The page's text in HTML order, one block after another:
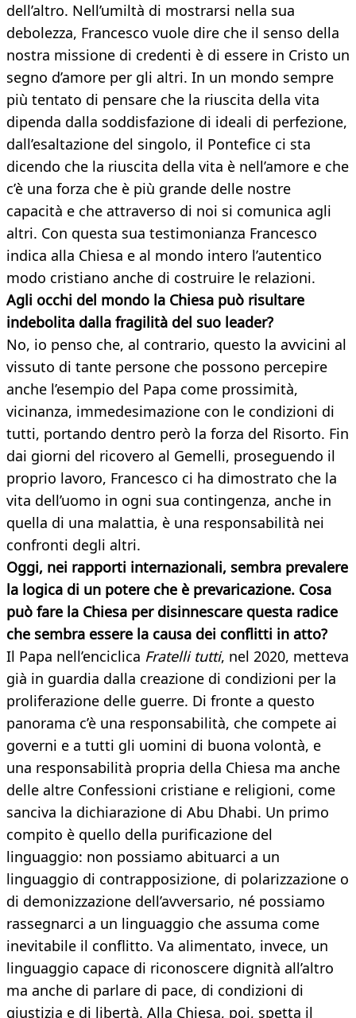
dell’altro. Nell’umiltà di mostrarsi nella sua
debolezza, Francesco vuole dire che il senso della
nostra missione di credenti è di essere in Cristo un
segno d’amore per gli altri. In un mondo sempre
più tentato di pensare che la riuscita della vita
dipenda dalla soddisfazione di ideali di perfezione,
dall’esaltazione del singolo, il Pontefice ci sta
dicendo che la riuscita della vita è nell’amore e che
c’è una forza che è più grande delle nostre
capacità e che attraverso di noi si comunica agli
altri. Con questa sua testimonianza Francesco
indica alla Chiesa e al mondo intero l’autentico
modo cristiano anche di costruire le relazioni.
Agli occhi del mondo la Chiesa può risultare
indebolita dalla fragilità del suo leader?
No, io penso che, al contrario, questo la avvicini al
vissuto di tante persone che possono percepire
anche l’esempio del Papa come prossimità,
vicinanza, immedesimazione con le condizioni di
tutti, portando dentro però la forza del Risorto. Fin
dai giorni del ricovero al Gemelli, proseguendo il
proprio lavoro, Francesco ci ha dimostrato che la
vita dell’uomo in ogni sua contingenza, anche in
quella di una malattia, è una responsabilità nei
confronti degli altri.
Oggi, nei rapporti internazionali, sembra prevalere
la logica di un potere che è prevaricazione. Cosa
può fare la Chiesa per disinnescare questa radice
che sembra essere la causa dei conflitti in atto?
Il Papa nell’enciclica Fratelli tutti, nel 2020, metteva
già in guardia dalla creazione di condizioni per la
proliferazione delle guerre. Di fronte a questo
panorama c’è una responsabilità, che compete ai
governi e a tutti gli uomini di buona volontà, e
una responsabilità propria della Chiesa ma anche
delle altre Confessioni cristiane e religioni, come
sanciva la dichiarazione di Abu Dhabi. Un primo
compito è quello della purificazione del
linguaggio: non possiamo abituarci a un
linguaggio di contrapposizione, di polarizzazione o
di demonizzazione dell’avversario, né possiamo
rassegnarci a un linguaggio che assuma come
inevitabile il conflitto. Va alimentato, invece, un
linguaggio capace di riconoscere dignità all’altro
ma anche di parlare di pace, di condizioni di
giustizia e di libertà. Alla Chiesa, poi, spetta il